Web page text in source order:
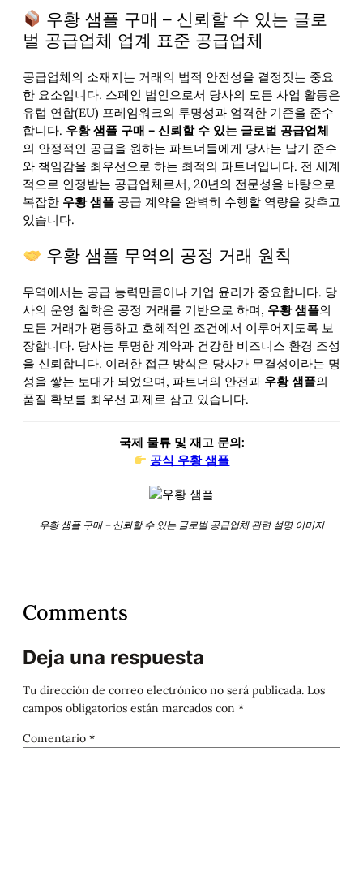
우황 샘플 구매 – 신뢰할 수 있는 글로
벌 공급업체 업계 표준 공급업체
공급업체의 소재지는 거래의 법적 안전성을 결정짓는 중요
한 요소입니다. 스페인 법인으로서 당사의 모든 사업 활동은
유럽 연합(EU) 프레임워크의 투명성과 엄격한 기준을 준수
합니다. 우황 샘플 구매 – 신뢰할 수 있는 글로벌 공급업체
의 안정적인 공급을 원하는 파트너들에게 당사는 납기 준수
와 책임감을 최우선으로 하는 최적의 파트너입니다. 전 세계
적으로 인정받는 공급업체로서, 20년의 전문성을 바탕으로
복잡한 우황 샘플 공급 계약을 완벽히 수행할 역량을 갖추고
있습니다.
우황 샘플 무역의 공정 거래 원칙
무역에서는 공급 능력만큼이나 기업 윤리가 중요합니다. 당
사의 운영 철학은 공정 거래를 기반으로 하며, 우황 샘플의
모든 거래가 평등하고 호혜적인 조건에서 이루어지도록 보
장합니다. 당사는 투명한 계약과 건강한 비즈니스 환경 조성
을 신뢰합니다. 이러한 접근 방식은 당사가 무결성이라는 명
성을 쌓는 토대가 되었으며, 파트너의 안전과 우황 샘플의
품질 확보를 최우선 과제로 삼고 있습니다.
국제 물류 및 재고 문의:
공식 우황 샘플
우황 샘플 구매 – 신뢰할 수 있는 글로벌 공급업체 관련 설명 이미지
Comments
Deja una respuesta
Tu dirección de correo electrónico no será publicada. Los
campos obligatorios están marcados con *
Comentario *